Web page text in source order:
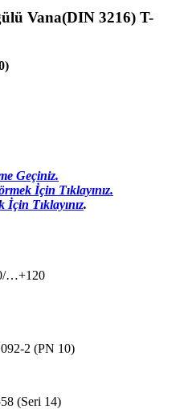
Vana(DIN 3216) T-
Geçiniz.
İçin Tıklayınız.
İçin Tıklayınız.
…+120
2 (PN 10)
(Seri 14)